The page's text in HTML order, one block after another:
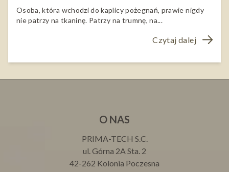
Osoba, która wchodzi do kaplicy pożegnań, prawie nigdy
nie patrzy na tkaninę. Patrzy na trumnę, na...
Czytaj dalej
O NAS
PRIMA-TECH S.C.
ul. Górna 2A Sta. 2
42-262 Kolonia Poczesna